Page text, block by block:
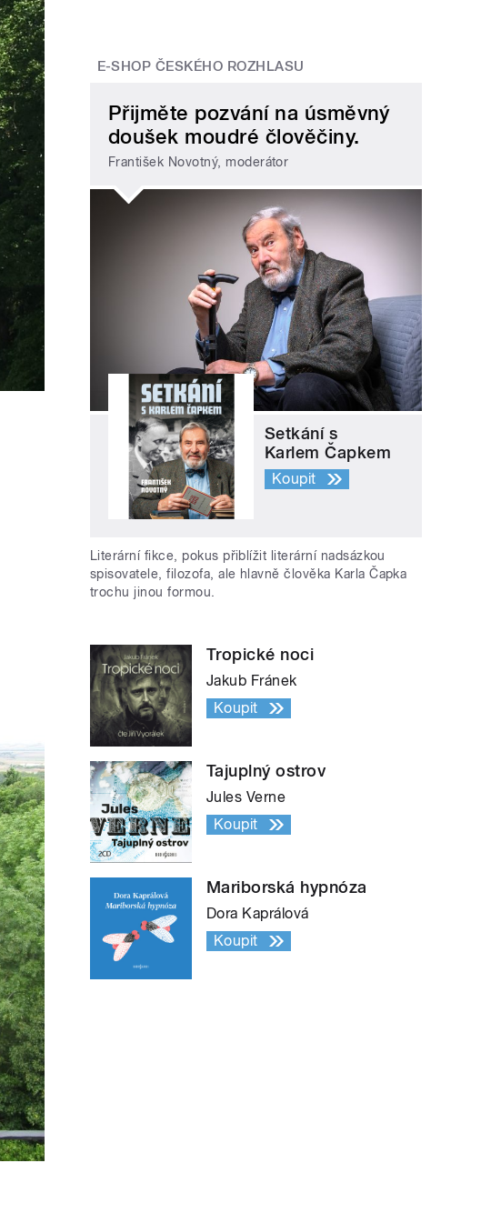
E-SHOP ČESKÉHO ROZHLASU
Přijměte pozvání na úsměvný
doušek moudré člověčiny.
František Novotný, moderátor
Setkání s
Karlem Čapkem
Koupit
Literární fikce, pokus přiblížit literární nadsázkou
spisovatele, filozofa, ale hlavně člověka Karla Čapka
trochu jinou formou.
Tropické noci
Jakub Fránek
Koupit
Tajuplný ostrov
Jules Verne
Koupit
Mariborská hypnóza
Dora Kaprálová
Koupit